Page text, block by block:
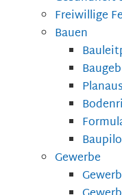
Freiwillige
Bauen
Gewerbe